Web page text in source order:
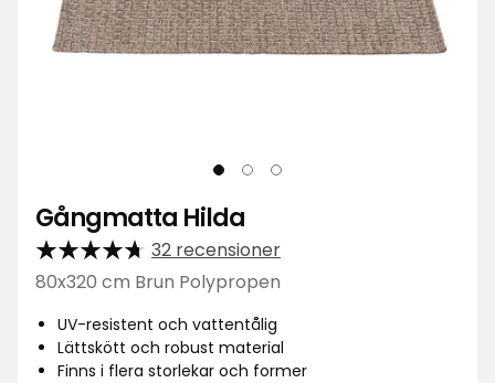
Gångmatta Hilda
32 recensioner
80x320 cm Brun Polypropen
UV-resistent och vattentålig
Lättskött och robust material
Finns i flera storlekar och former